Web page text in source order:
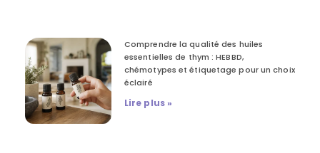
Comprendre la qualité des huiles
essentielles de thym : HEBBD,
chémotypes et étiquetage pour un choix
éclairé
Lire plus »